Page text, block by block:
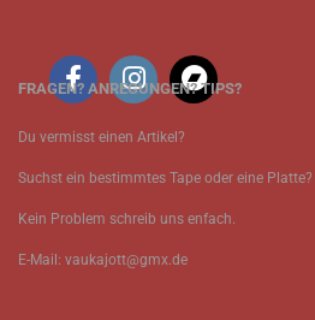
FRAGEN? ANREGUNGEN? TIPS?
Du vermisst einen Artikel?
Suchst ein bestimmtes Tape oder eine Platte?
Kein Problem schreib uns enfach.
E-Mail: vaukajott@gmx.de